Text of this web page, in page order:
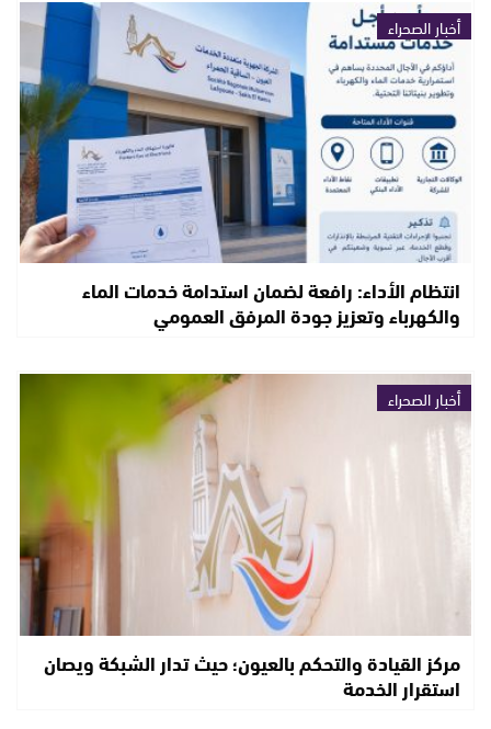
أخبار الصحراء
انتظام الأداء: رافعة لضمان استدامة خدمات الماء
والكهرباء وتعزيز جودة المرفق العمومي
أخبار الصحراء
مركز القيادة والتحكم بالعيون؛ حيث تدار الشبكة ويصان
استقرار الخدمة